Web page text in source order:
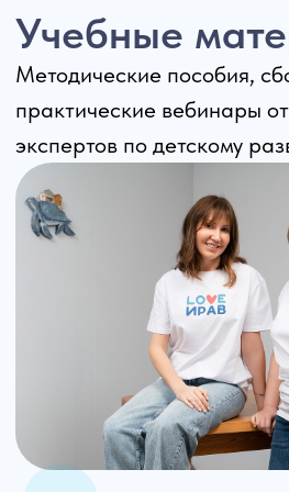
Обучаем специалистов ранней помощи
100+
Почему профессионалы
выбирают ИРАВ